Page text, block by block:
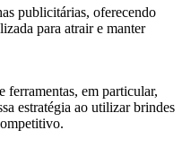
publicitárias, oferecendo
para atrair e manter
ferramentas, em particular,
estratégia ao utilizar brindes